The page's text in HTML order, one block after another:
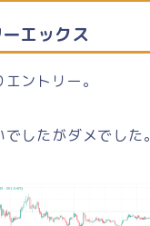
エックス
ントリー。
したがダメでした。